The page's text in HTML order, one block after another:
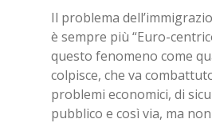
Il pro­ble­ma
è sem­pre più “Euro-
que­sto fe­no­me­no come
col­pi­sce, che va
pro­ble­mi eco­no­mi­ci, di
pub­bli­co e così via, ma